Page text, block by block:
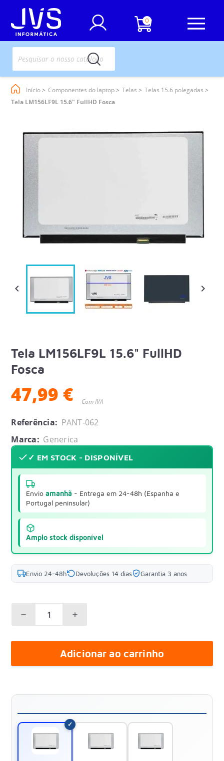
0
Início Componentes do laptop Telas
Telas 15.6 polegadas
Tela LM156LF9L 15.6" FullHD Fosca
 
Tela LM156LF9L 15.6" FullHD
Fosca
47,99 € Com IVA
Referência: PANT-062
Marca: Generica
✓ EM STOCK - DISPONÍVEL
Envioamanhã - Entrega em 24-48h (Espanha e
Portugal peninsular)
Amplo stock disponível
Envio 24-48h Devoluções 14 dias Garantia 3 anos
Adicionar ao carrinho